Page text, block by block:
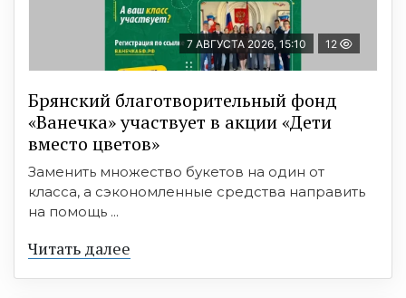
7 АВГУСТА 2026, 15:10 12
Брянский благотворительный фонд
«Ванечка» участвует в акции «Дети
вместо цветов»
Заменить множество букетов на один от
класса, а сэкономленные средства направить
на помощь ...
Читать далее